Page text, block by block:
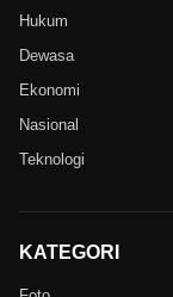
Hukum
Dewasa
Ekonomi
Nasional
Teknologi
KATEGORI